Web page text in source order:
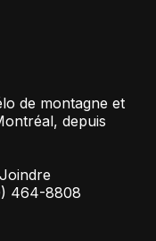
de montagne et
depuis
464-8808